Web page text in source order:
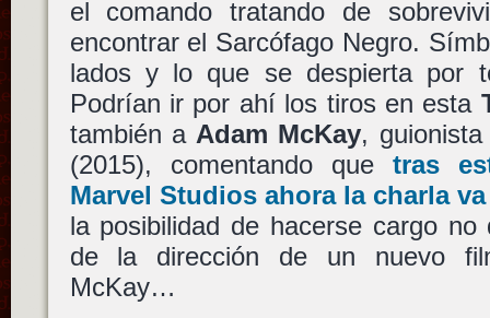
el comando tratando de
encontrar el Sarcófago Negro.
lados y lo que se despierta por
Podrían ir por ahí los tiros en esta
también a Adam McKay,
(2015), comentando que tras
Marvel Studiosahora la charla va
la posibilidad de hacerse cargo
de la dirección de un nuevo
McKay…